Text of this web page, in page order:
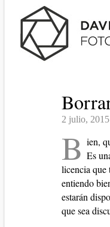
2 julio, 2015
B ien,
Es
licencia que
entiendo
estarán
que sea